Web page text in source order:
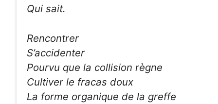
Qui sait.
Rencontrer
S’accidenter
Pourvu que la collision règne
Cultiver le fracas doux
La forme organique de la greffe